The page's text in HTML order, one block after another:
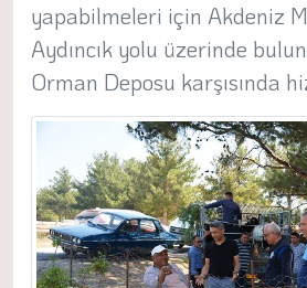
yapabilmeleri için Akdeniz
Aydıncık yolu üzerinde
Orman Deposu karşısında